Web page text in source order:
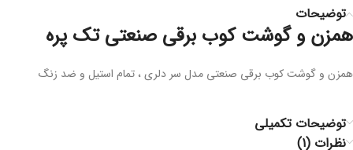
توضیحات
همزن و گوشت کوب برقی صنعتی تک پره
همزن و گوشت کوب برقی صنعتی مدل سر دلری ، تمام استیل و ضد زنگ
توضیحات تکمیلی
نظرات (1)